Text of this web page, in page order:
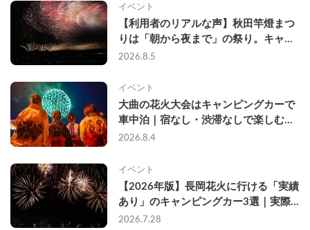
イベント
【利用者のリアルな声】秋田竿燈まつ
りは「朝から夜まで」の祭り。キャン
ピングカーで行った2組の記録
2026.8.5
イベント
大曲の花火大会はキャンピングカーで
車中泊｜宿なし・渋滞なしで楽しむ
2026年完全ガイド
2026.8.4
イベント
【2026年版】長岡花火に行ける「実績
あり」のキャンピングカー3選｜実際
に利用したゲストのレビュー付き
2026.7.28